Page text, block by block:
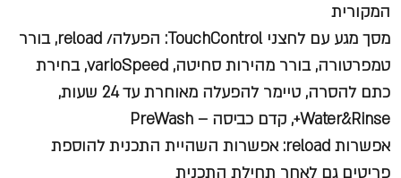
המקורית
מסך מגע עם לחצני TouchControl: הפעלה/ reload, בורר
טמפרטורה, בורר מהירות סחיטה, varioSpeed, בחירת
כתם להסרה, טיימר להפעלה מאוחרת עד 24 שעות,
Water&Rinse+, קדם כביסה – PreWash
אפשרות reload: אפשרות השהיית התכנית להוספת
פריטים גם לאחר תחילת התכנית